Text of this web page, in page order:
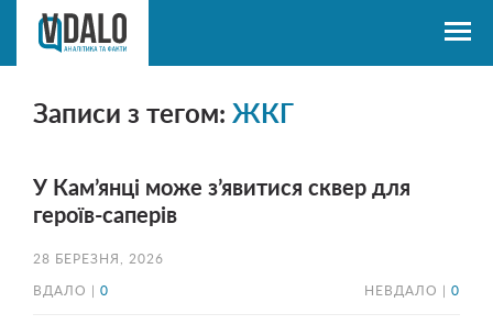
Записи з тегом: ЖКГ
У Кам’янці може з’явитися сквер для
героїв-саперів
28 БЕРЕЗНЯ, 2026
ВДАЛО | 0 НЕВДАЛО | 0